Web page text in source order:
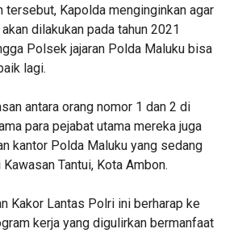
tersebut, Kapolda menginginkan agar
dilakukan pada tahun 2021
Polsek jajaran Polda Maluku bisa
lagi.
antara orang nomor 1 dan 2 di
para pejabat utama mereka juga
kantor Polda Maluku yang sedang
Tantui, Kota Ambon.
Kakor Lantas Polri ini berharap ke
kerja yang digulirkan bermanfaat